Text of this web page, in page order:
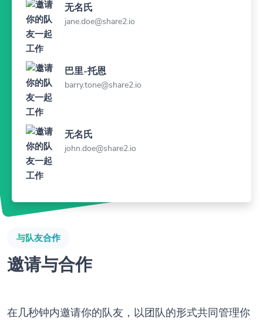
无名氏
jane.doe@share2.io
巴里-托恩
barry.tone@share2.io
无名氏
john.doe@share2.io
与队友合作
邀请与合作
在几秒钟内邀请你的队友，以团队的形式共同管理你